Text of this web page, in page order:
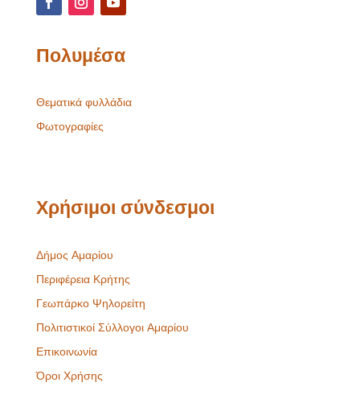
Πολυμέσα
Θεματικά φυλλάδια
Φωτογραφίες
Χρήσιμοι σύνδεσμοι
Δήμος Αμαρίου
Περιφέρεια Κρήτης
Γεωπάρκο Ψηλορείτη
Πολιτιστικοί Σύλλογοι Αμαρίου
Επικοινωνία
Όροι Χρήσης